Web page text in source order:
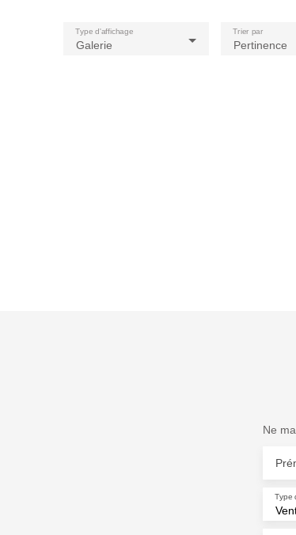
Galerie
Type d'affichage
Pertinence
Trier par
Ne
Type